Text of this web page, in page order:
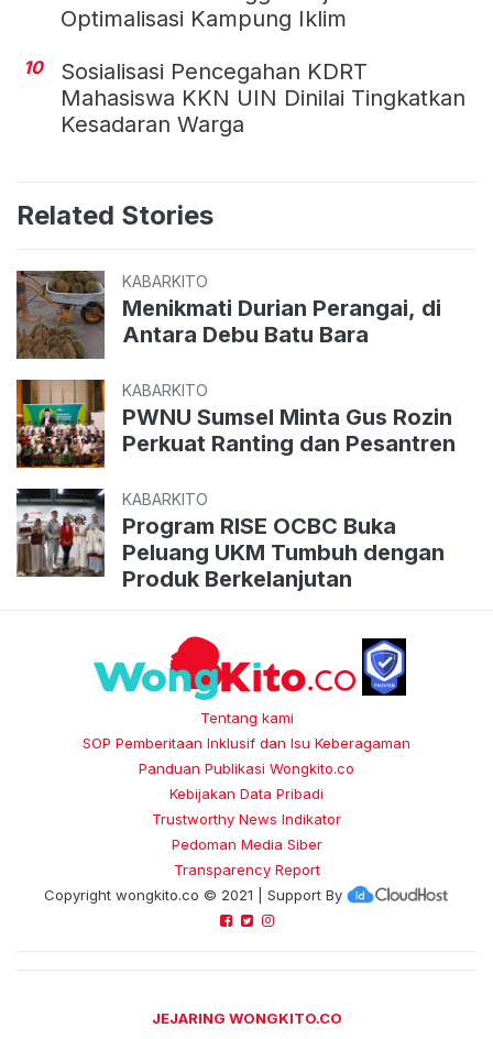
Optimalisasi Kampung Iklim
10
Sosialisasi Pencegahan KDRT
Mahasiswa KKN UIN Dinilai Tingkatkan
Kesadaran Warga
Related Stories
KABARKITO
Menikmati Durian Perangai, di
Antara Debu Batu Bara
KABARKITO
PWNU Sumsel Minta Gus Rozin
Perkuat Ranting dan Pesantren
KABARKITO
Program RISE OCBC Buka
Peluang UKM Tumbuh dengan
Produk Berkelanjutan
Tentang kami
SOP Pemberitaan Inklusif dan Isu Keberagaman
Panduan Publikasi Wongkito.co
Kebijakan Data Pribadi
Trustworthy News Indikator
Pedoman Media Siber
Transparency Report
Copyright wongkito.co © 2021 | Support By
JEJARING WONGKITO.CO